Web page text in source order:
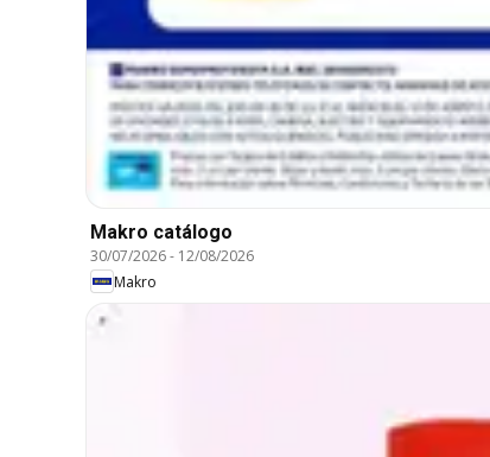
Makro catálogo
30/07/2026- 12/08/2026
Makro